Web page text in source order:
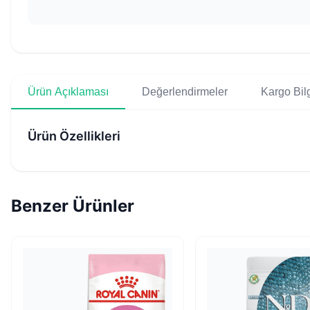
Ürün Açıklaması Değerlendirmeler Kargo
Ürün Özellikleri
Benzer Ürünler